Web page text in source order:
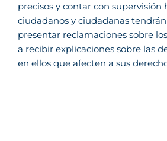
precisos y contar con supervisión
ciudadanos y ciudadanas
presentar reclamaciones sobre
a recibir explicaciones sobre las
en ellos que afecten a sus